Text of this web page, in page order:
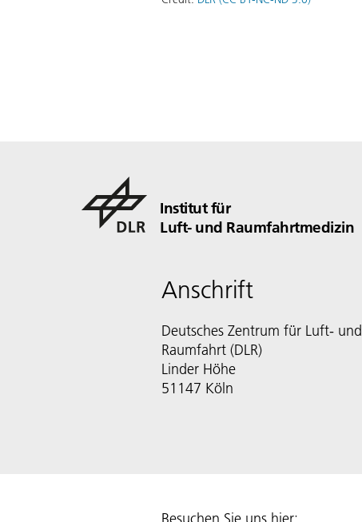
Institut für
Luft- und Raumfahrtmedizin
Anschrift
Deutsches Zentrum für Luft- und
Raumfahrt (DLR)
Linder Höhe
51147 Köln
Besuchen Sie uns hier: